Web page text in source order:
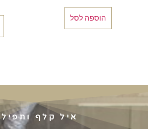
הוספה לסל
איל קלף